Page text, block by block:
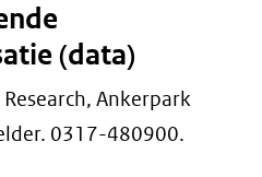
(data)
Ankerpark
0317-480900.